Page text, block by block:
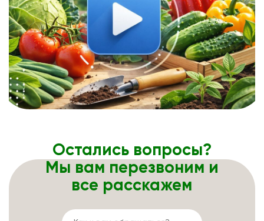
Остались вопросы?
Мы вам перезвоним и
все расскажем